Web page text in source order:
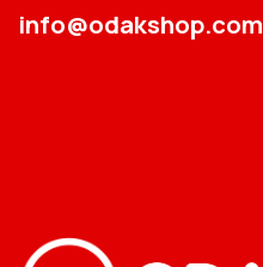
info@odakshop.com​